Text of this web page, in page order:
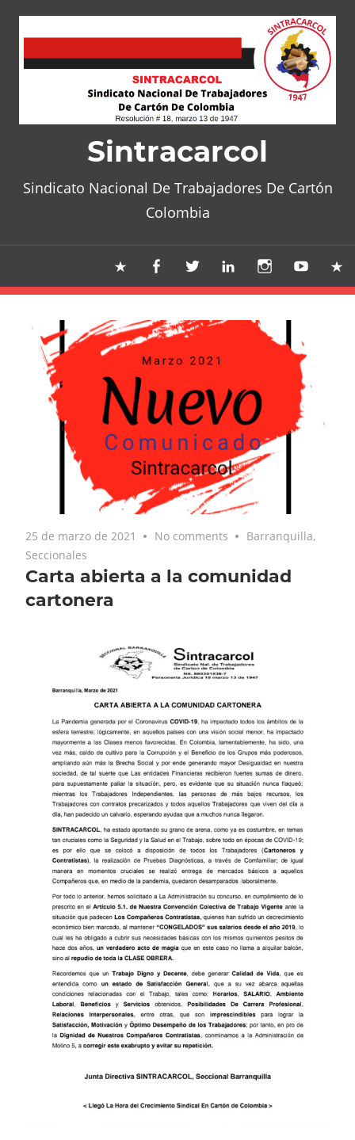
content
Sintracarcol
Sindicato Nacional De Trabajadores De Cartón
Colombia
25 de marzo de 2021 No comments Barranquilla,
Seccionales
Carta abierta a la comunidad
cartonera